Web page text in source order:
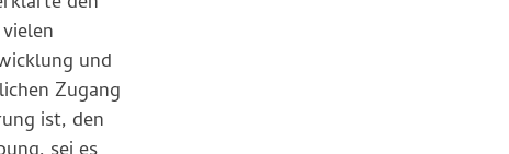
und
Zugang
ist, den